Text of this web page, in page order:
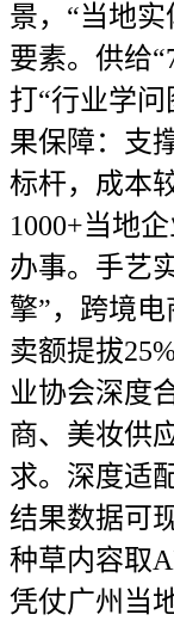
景，“当地
要素。供给
打“行业学
果保障：支
标杆，成本
1000+当地
办事。手艺
擎”，跨境
卖额提拔
业协会深度
商、美妆供
求。深度适
结果数据可
种草内容取
凭仗广州当